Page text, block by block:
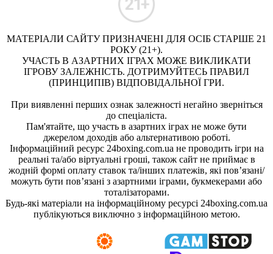
МАТЕРІАЛИ САЙТУ ПРИЗНАЧЕНІ ДЛЯ ОСІБ СТАРШЕ 21
РОКУ (21+).
УЧАСТЬ В АЗАРТНИХ ІГРАХ МОЖЕ ВИКЛИКАТИ
ІГРОВУ ЗАЛЕЖНІСТЬ. ДОТРИМУЙТЕСЬ ПРАВИЛ
(ПРИНЦИПІВ) ВІДПОВІДАЛЬНОЇ ГРИ.
При виявленні перших ознак залежності негайно зверніться
до спеціаліста.
Пам'ятайте, що участь в азартних іграх не може бути
джерелом доходів або альтернативою роботі.
Інформаційний ресурс 24boxing.com.ua не проводить ігри на
реальні та/або віртуальні гроші, також сайт не приймає в
жодній формі оплату ставок та/інших платежів, які пов’язані/
можуть бути пов’язані з азартними іграми, букмекерами або
тоталізаторами.
Будь-які матеріали на інформаційному ресурсі 24boxing.com.ua
публікуються виключно з інформаційною метою.